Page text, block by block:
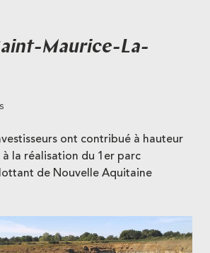
Maurice-La-
ont contribué à hauteur
à la réalisation du 1er parc
de Nouvelle Aquitaine